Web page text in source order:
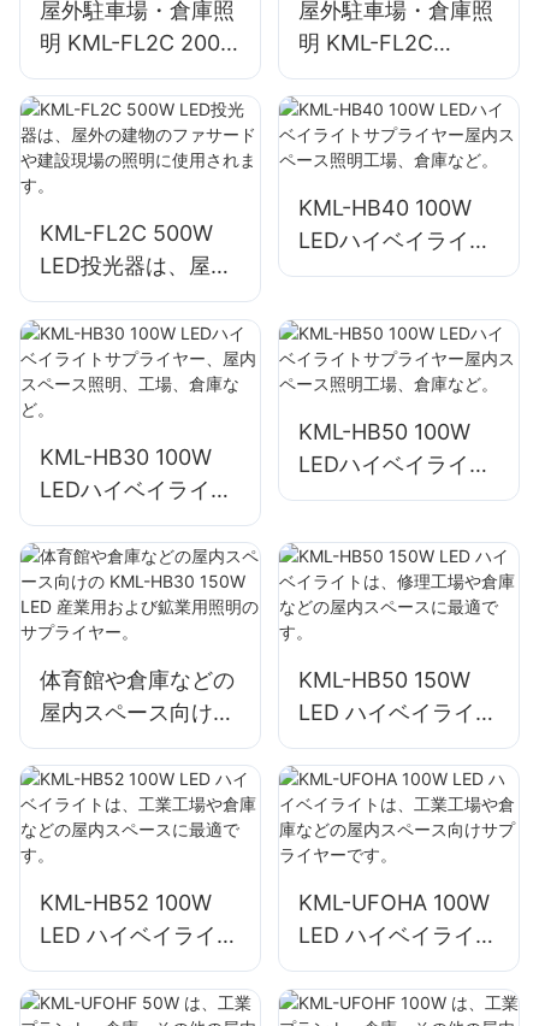
屋外駐車場・倉庫照
明 KML-FL2C 200W
LED投光器サプライ
ヤー
屋外駐車場・倉庫照
明 KML-FL2C
240W LED投光器サ
プライヤー
KML-FL2C 500W
LED投光器は、屋外
の建物のファサード
や建設現場の照明に
使用されます。
KML-HB40 100W
LEDハイベイライト
サプライヤー屋内ス
庫など。
KML-HB30 100W
LEDハイベイライト
サプライヤー、屋内
スペース照明、工
場、倉庫など。
KML-HB50 100W
LEDハイベイライト
サプライヤー屋内ス
庫など。
体育館や倉庫などの
屋内スペース向けの
KML-HB30 150W
LED 産業用および鉱
業用照明のサプライ
ヤー。
KML-HB50 150W
LED ハイベイライト
は、修理工場や倉庫
などの屋内スペース
に最適です。
KML-HB52 100W
LED ハイベイライト
は、工業工場や倉庫
などの屋内スペース
KML-UFOHA 100W
LED ハイベイライト
は、工業工場や倉庫
などの屋内スペース